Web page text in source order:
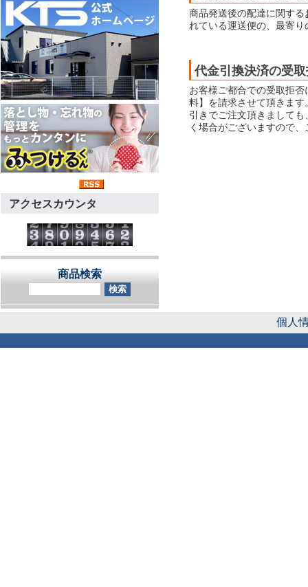
アクセスカウンタ
商品検索
商品発送後の配達に関す
れている運送便の、最寄
代金引換決済の受
お客様ご都合での受取拒
料】を請求させて頂きま
引きでご注文頂きまして
く場合がございますので
個人